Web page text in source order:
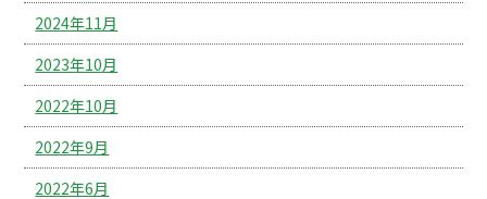
2024年11月
2023年10月
2022年10月
2022年9月
2022年6月